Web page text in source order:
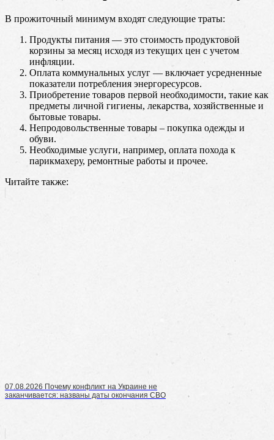
В прожиточный минимум входят следующие траты:
Продукты питания — это стоимость продуктовой
корзины за месяц исходя из текущих цен с учетом
инфляции.
Оплата коммунальных услуг — включает усредненные
показатели потребления энергоресурсов.
Приобретение товаров первой необходимости, такие как
предметы личной гигиены, лекарства, хозяйственные и
бытовые товары.
Непродовольственные товары – покупка одежды и
обуви.
Необходимые услуги, например, оплата похода к
парикмахеру, ремонтные работы и прочее.
Читайте также:
07.08.2026 Почему конфликт на Украине не
заканчивается: названы даты окончания СВО